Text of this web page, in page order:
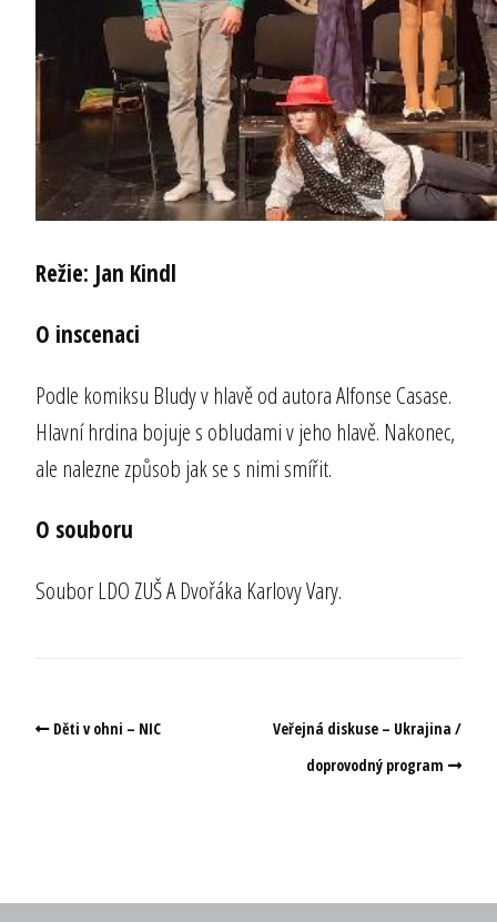
Režie: Jan Kindl
O inscenaci
Podle komiksu Bludy v hlavě od autora Alfonse Casase.
Hlavní hrdina bojuje s obludami v jeho hlavě. Nakonec,
ale nalezne způsob jak se s nimi smířit.
O souboru
Soubor LDO ZUŠ A Dvořáka Karlovy Vary.
Děti v ohni – NIC
Veřejná diskuse – Ukrajina /
doprovodný program